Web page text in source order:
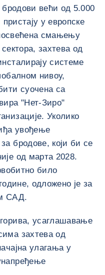
бродови већи од 5.000
у европске
смањењу
захтева од
системе
нивоу,
суочена са
"Нет-Зиро"
Уколико
увођење
бродове, који би се
од марта 2028.
било
одложено је за
САД.
усаглашавање
захтева од
улагања у